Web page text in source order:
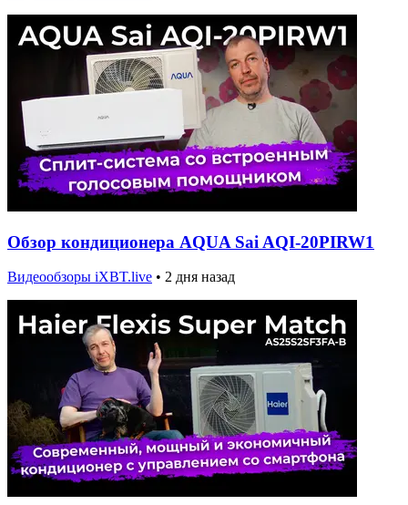
Обзор кондиционера AQUA Sai AQI-20PIRW1
Видеообзоры iXBT.live • 2 дня назад